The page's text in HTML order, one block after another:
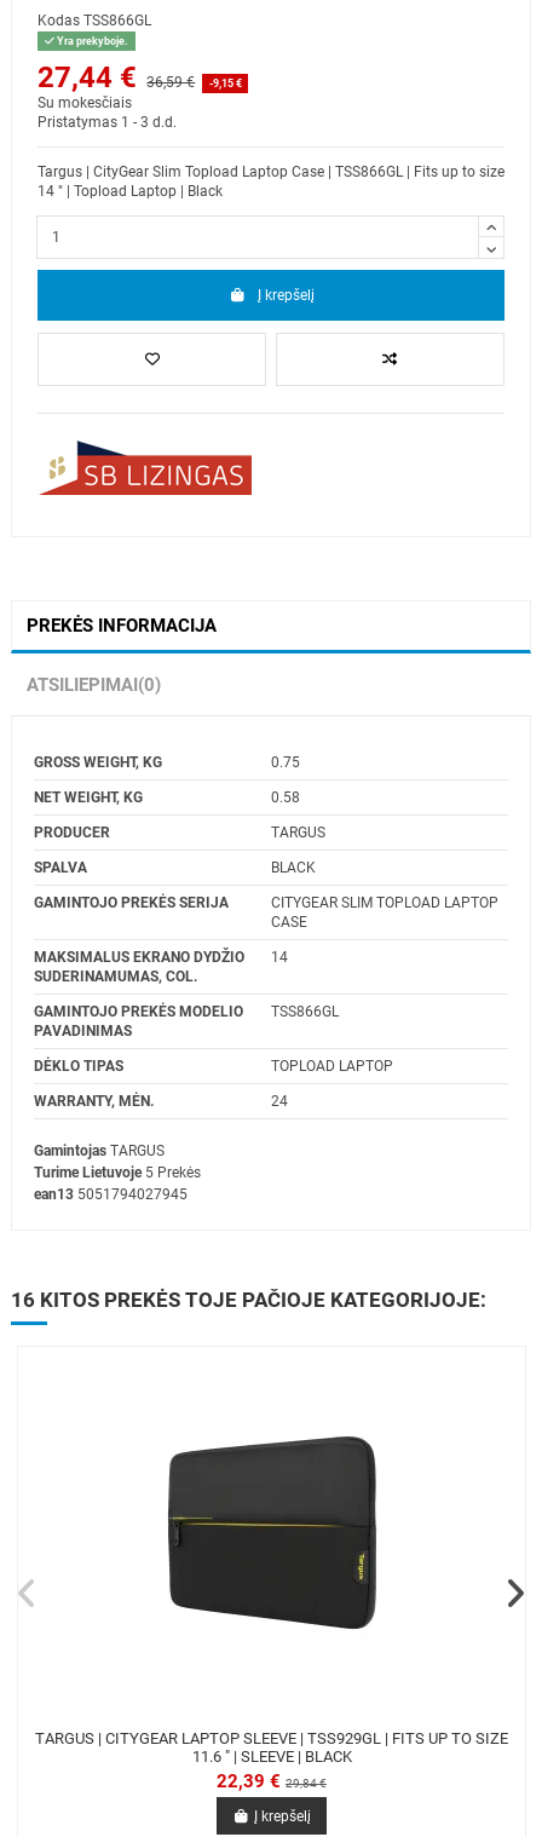
Kodas TSS866GL
Yra prekyboje.
27,44 € 36,59 € -9,15 €
Su mokesčiais
Pristatymas 1 - 3 d.d.
Targus | CityGear Slim Topload Laptop Case | TSS866GL | Fits up to size
14 " | Topload Laptop | Black
Į krepšelį
PREKĖS INFORMACIJA
ATSILIEPIMAI(0)
GROSS WEIGHT, KG 0.75
NET WEIGHT, KG 0.58
PRODUCER TARGUS
SPALVA BLACK
GAMINTOJO PREKĖS SERIJA
CITYGEAR SLIM TOPLOAD LAPTOP
CASE
MAKSIMALUS EKRANO DYDŽIO
SUDERINAMUMAS, COL.
14
GAMINTOJO PREKĖS MODELIO
PAVADINIMAS
TSS866GL
DĖKLO TIPAS TOPLOAD LAPTOP
WARRANTY, MĖN. 24
Gamintojas TARGUS
Turime Lietuvoje 5 Prekės
ean13 5051794027945
16 KITOS PREKĖS TOJE PAČIOJE KATEGORIJOJE:
TARGUS | CITYGEAR LAPTOP SLEEVE | TSS929GL | FITS UP TO SIZE
11.6 " | SLEEVE | BLACK
22,39 € 29,84 €
Į krepšelį